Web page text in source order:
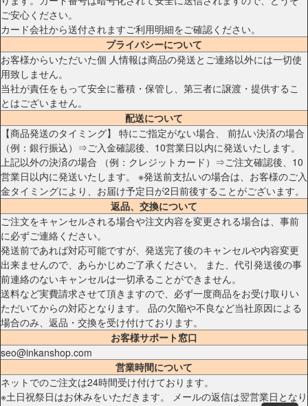
ご安心ください。
カード会社から送付されますご利用明細をご確認ください。
プライバシーについて
お客様からいただいた個 人情報は商品の発送とご連絡以外には一切使
用致しません。
当社が責任をもって安全に蓄積・保管し、第三者に譲渡・提供するこ
とはございません。
配送について
【商品発送のタイミング】 特にご指定がない場合、 前払い決済の場合
（例：銀行振込）⇒ご入金確認後、10営業日以内に発送いたします。
上記以外の決済の場合 （例：クレジットカード）⇒ご注文確認後、10
営業日以内に発送いたします。 ※発送前支払いの場合は、お客様のご入
金タイミングにより、お届け予定日が2日前後することがございます。
返品、交換について
ご注文をキャンセルされる場合や注文内容を変更される場合は、事前
に必ずご連絡ください。
発送前であれば対応可能ですが、発送完了後のキャンセルや内容変更
出来ませんので、あらかじめご了承ください。 また、代引発送後の事
前連絡のないキャンセルは一切承ることができません。
送料など実費請求させて頂きますので、必ず一度商品をお受け取りい
ただいてからの対応となります。 品の欠陥や不良など当社原因による
場合のみ、返品・交換を受け付けております。
お客様サポート窓口
seo@inkanshop.com
営業時間について
ネットでのご注文は24時間受け付けております。
※土日祝祭日はお休みをいただきます。 メールの返信は翌営業日となり